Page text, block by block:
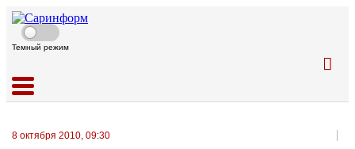
Темный режим
8 октября 2010, 09:30